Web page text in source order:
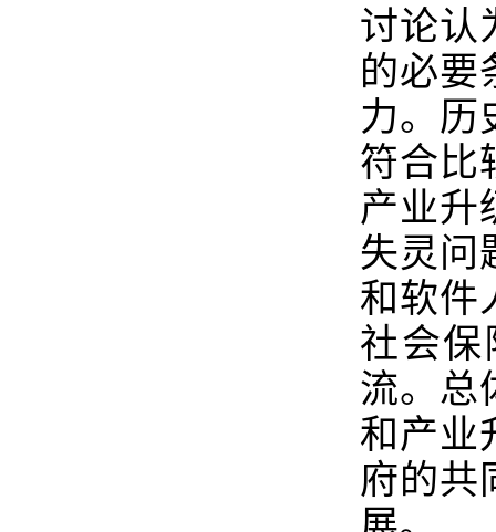
讨论认
的必要
力。历
符合比
产业升
失灵问
和软件
社会
流。总
和产业
府的共